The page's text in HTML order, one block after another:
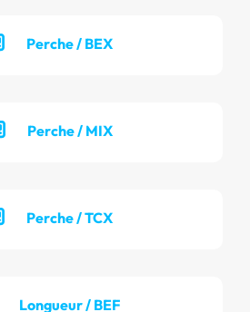
Perche / BEX
Perche / MIX
Perche / TCX
Longueur / BEF